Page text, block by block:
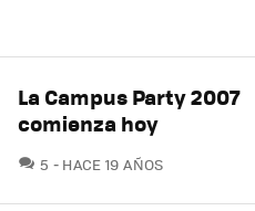
La Campus Party 2007
comienza hoy
5 COMENTARIOS
HACE 19 AÑOS